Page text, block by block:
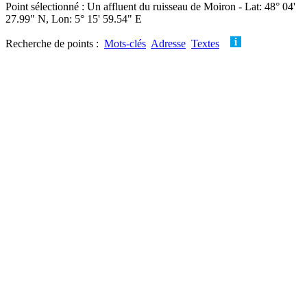
Point sélectionné : Un affluent du ruisseau de Moiron - Lat: 48° 04'
27.99" N, Lon: 5° 15' 59.54" E
Recherche de points : Mots-clés Adresse Textes